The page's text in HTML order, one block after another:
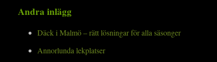
Andra inlägg
Däck i Malmö – rätt lösningar för alla säsonger
Annorlunda lekplatser